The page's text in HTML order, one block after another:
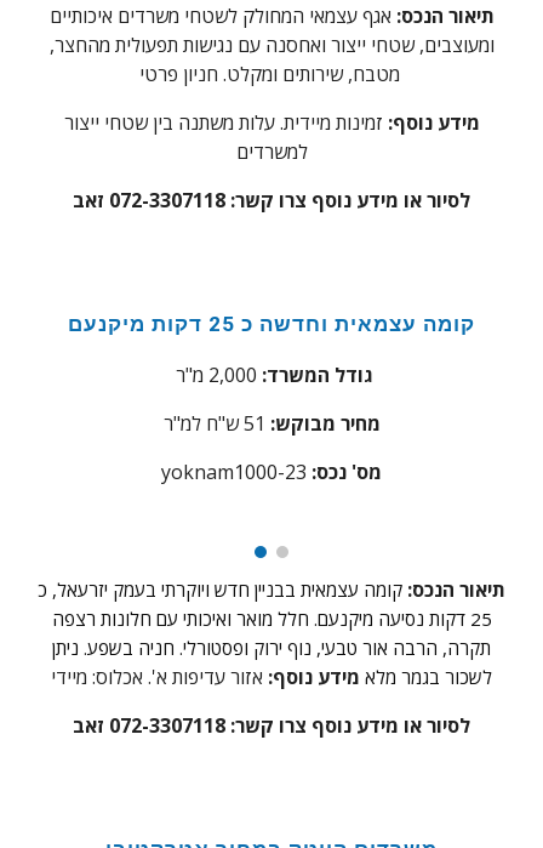
תיאור הנכס: אגף עצמאי המחולק לשטחי משרדים איכותיים
ומעוצבים, שטחי ייצור ואחסנה עם נגישות תפעולית מהחצר,
מידע נוסף: זמינות מיידית. עלות משתנה בין שטחי ייצור
למשרדים
לסיור או מידע נוסף צרו קשר: 072-3307118 זאב
קומה עצמאית וחדשה כ 25 דקות מיקנעם
גודל המשרד: 2,000 מ"ר
מחיר מבוקש: 51 ש"ח למ"ר
yoknam1000-23 :מס' נכס
תיאור הנכס: קומה עצמאית בבניין חדש ויוקרתי בעמק יזרעאל, כ
25 דקות נסיעה מיקנעם.
חלל מואר ואיכותי עם חלונות רצפה
תקרה, הרבה אור טבעי, נוף ירוק ופסטורלי. חניה בשפע. ניתן
לשכור בגמר מלא מידע נוסף: אזור עדיפות א'. אכלוס: מיידי
לסיור או מידע נוסף צרו קשר: 072-3307118 זאב